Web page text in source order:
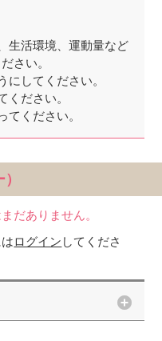
生活環境、運動量など
さい。
にしてください。
ください。
てください。
だありません。
ログイン してくださ